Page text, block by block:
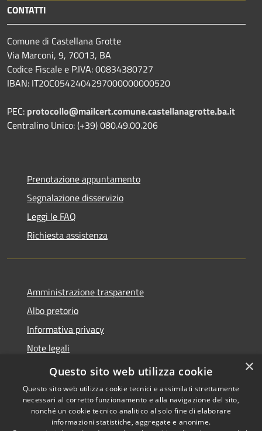
CONTATTI
Comune di Castellana Grotte
Via Marconi, 9, 70013, BA
Codice Fiscale e P.IVA: 00834380727
IBAN: IT20C0542404297000000000520
PEC: protocollo@mailcert.comune.castellanagrotte.ba.it
Centralino Unico: (+39) 080.49.00.206
Prenotazione appuntamento
Segnalazione disservizio
Leggi le FAQ
Richiesta assistenza
Amministrazione trasparente
Albo pretorio
Informativa privacy
Note legali
Dichiarazione di accessibilità
Copyright © 2026 • Comune di
×
Questo sito web utilizza cookie
Questo sito web utilizza cookie tecnici e assimilati strettamente
necessari al corretto funzionamento e alla navigazione del sito,
nonché un cookie tecnico analitico al solo fine di elaborare
informazioni statistiche, aggregate e anonime.